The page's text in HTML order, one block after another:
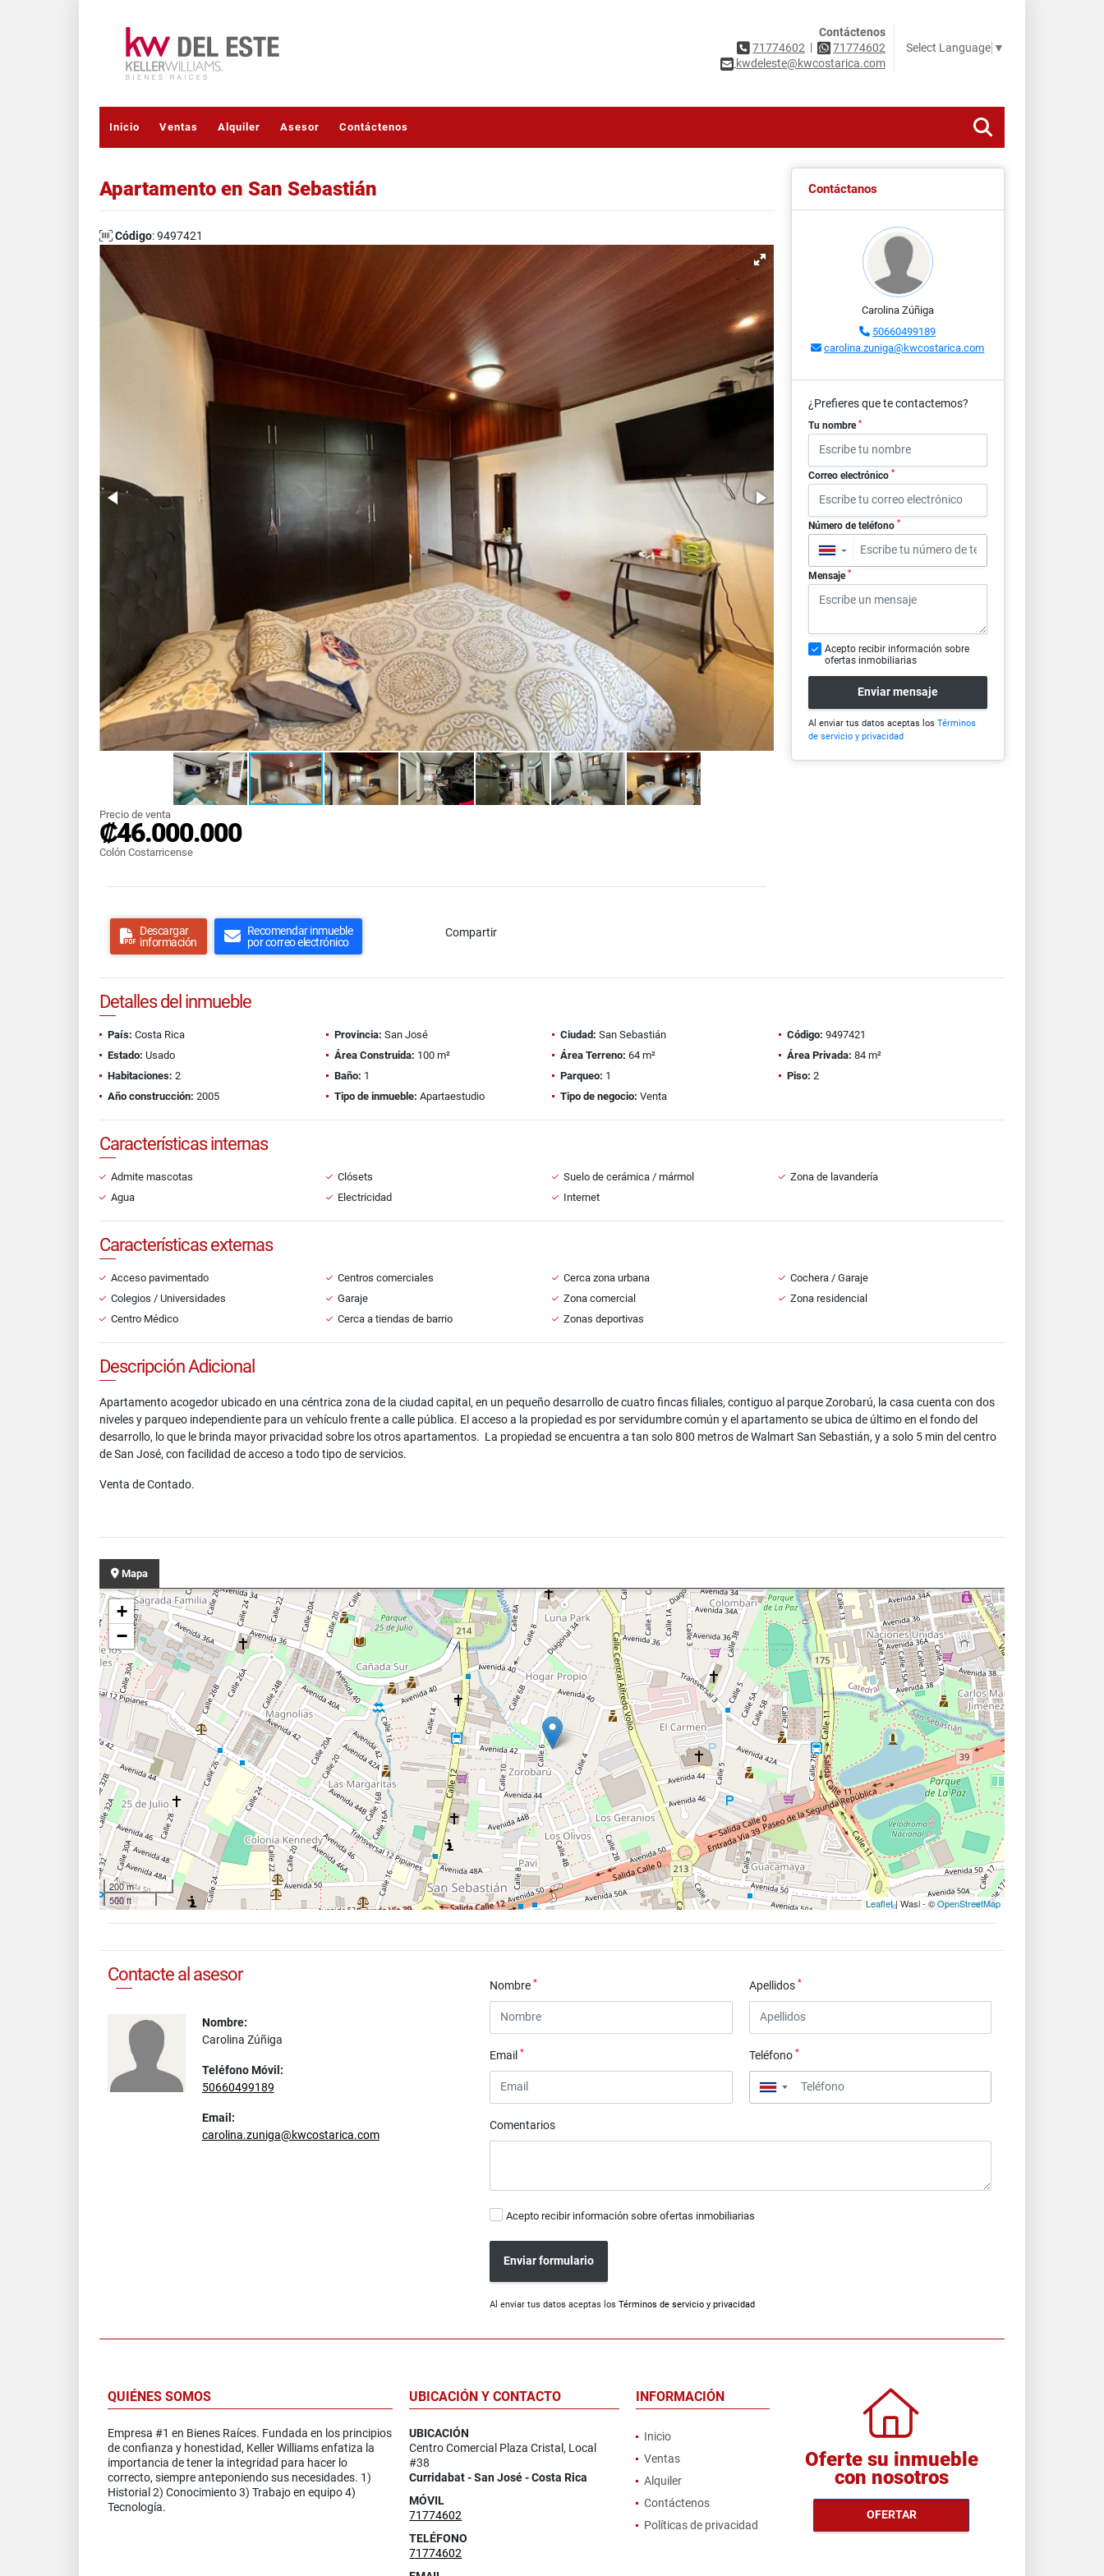
Contáctenos
71774602 |
71774602
kwdeleste@kwcostarica.com
Select Language ▼
Inicio Ventas Alquiler Asesor Contáctenos
Apartamento en San Sebastián
Código: 9497421
Precio de venta
₡46.000.000
Colón Costarricense
Descargar
información
Recomendar inmueble
por correo electrónico
Compartir
Contáctanos
Carolina Zúñiga
50660499189
carolina.zuniga@kwcostarica.com
¿Prefieres que te contactemos?
Tu nombre *
Correo electrónico *
Número de teléfono *
▼
Mensaje *
Acepto recibir información sobre
ofertas inmobiliarias
Enviar mensaje
Al enviar tus datos aceptas los Términos
de servicio y privacidad
Detalles del inmueble
País: Costa Rica Provincia: San José Ciudad: San Sebastián Código: 9497421
Estado: Usado Área Construida: 100 m² Área Terreno: 64 m² Área Privada: 84 m²
Habitaciones: 2 Baño: 1 Parqueo: 1 Piso: 2
Año construcción: 2005 Tipo de inmueble: Apartaestudio Tipo de negocio: Venta
Características internas
Admite mascotas Clósets Suelo de cerámica / mármol
Zona de lavandería
Agua
Electricidad Internet
Características externas
Acceso pavimentado Centros comerciales Cerca zona urbana
Cochera / Garaje
Colegios / Universidades
Garaje Zona comercial
Zona residencial
Centro Médico
Cerca a tiendas de barrio Zonas deportivas
Descripción Adicional
Apartamento acogedor ubicado en una céntrica zona de la ciudad capital, en un pequeño desarrollo de cuatro fincas filiales, contiguo al parque Zorobarú, la casa cuenta con dos
niveles y parqueo independiente para un vehículo frente a calle pública. El acceso a la propiedad es por servidumbre común y el apartamento se ubica de último en el fondo del
desarrollo, lo que le brinda mayor privacidad sobre los otros apartamentos. La propiedad se encuentra a tan solo 800 metros de Walmart San Sebastián, y a solo 5 min del centro
de San José, con facilidad de acceso a todo tipo de servicios.
Venta de Contado.
Mapa
+
−
200 m
500 ft
Leaflet| Wasi - ©OpenStreetMap
Contacte al asesor
Nombre:
Carolina Zúñiga
Teléfono Móvil:
50660499189
Email:
carolina.zuniga@kwcostarica.com
Nombre* Apellidos *
Email* Teléfono *
▼
Comentarios
Acepto recibir información sobre ofertas inmobiliarias
Enviar formulario
Al enviar tus datos aceptas losTérminos de servicio y privacidad
QUIÉNES SOMOS
Empresa #1 en Bienes Raíces. Fundada en los principios
de confianza y honestidad, Keller Williams enfatiza la
importancia de tener la integridad para hacer lo
correcto, siempre anteponiendo sus necesidades. 1)
Historial 2) Conocimiento 3) Trabajo en equipo 4)
Tecnología.
UBICACIÓN Y CONTACTO
UBICACIÓN
Centro Comercial Plaza Cristal, Local
#38
Curridabat - San José - Costa Rica
MÓVIL
71774602
TELÉFONO
71774602
INFORMACIÓN
Inicio
Ventas
Alquiler
Contáctenos
Políticas de privacidad
Oferte su inmueble
con nosotros
OFERTAR